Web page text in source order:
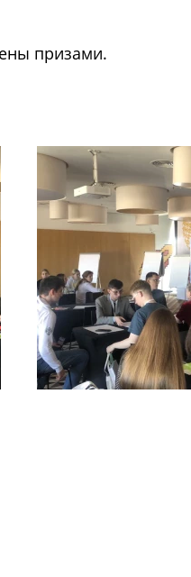
призами.